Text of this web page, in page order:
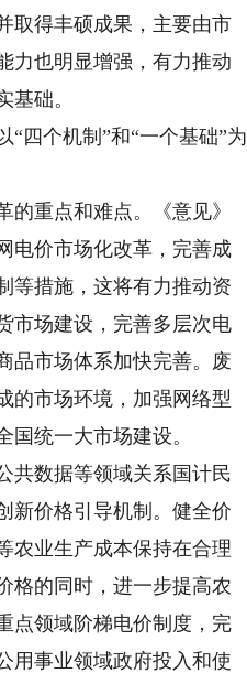
得丰硕成果，主要由市
力也明显增强，有力推动
础。
四个机制”和“一个基础”为
重点和难点。《意见》
电价市场化改革，完善成
等措施，这将有力推动资
市场建设，完善多层次电
品市场体系加快完善。废
的市场环境，加强网络型
统一大市场建设。
数据等领域关系国计民
新价格引导机制。健全价
农业生产成本保持在合理
格的同时，进一步提高农
点领域阶梯电价制度，完
用事业领域政府投入和使